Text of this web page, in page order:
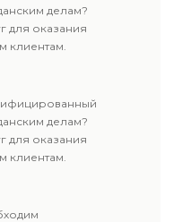
делам?
для оказания
клиентам.
и юридических
клиенту.
делам?
для оказания
клиентам.
и юридических
клиенту.